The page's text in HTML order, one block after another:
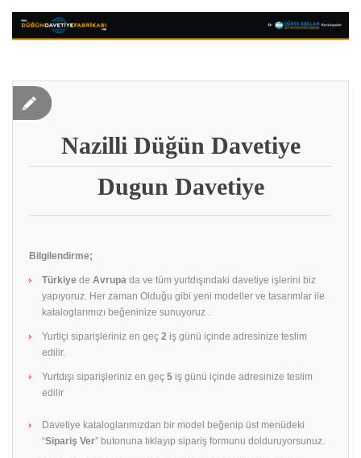
Nazilli Düğün Davetiye
Dugun Davetiye
Bilgilendirme;
Türkiye de Avrupa da ve tüm yurtdışındaki davetiye işlerini biz
yapıyoruz. Her zaman Olduğu gibi yeni modeller ve tasarımlar ile
kataloglarımızı beğeninize sunuyoruz .
Yurtiçi siparişleriniz en geç 2 iş günü içinde adresinize teslim
edilir.
Yurtdışı siparişleriniz en geç 5 iş günü içinde adresinize teslim
edilir
Davetiye kataloglarımızdan bir model beğenip üst menüdeki
“Sipariş Ver” butonuna tıklayıp sipariş formunu dolduruyorsunuz.